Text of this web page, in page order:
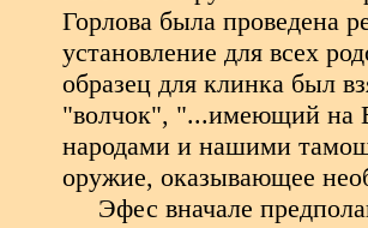
Горлова была проведена
установление для всех
образец для клинка был
"волчок", "...имеющий на
народами и нашими
оружие, оказывающее
Эфес вначале